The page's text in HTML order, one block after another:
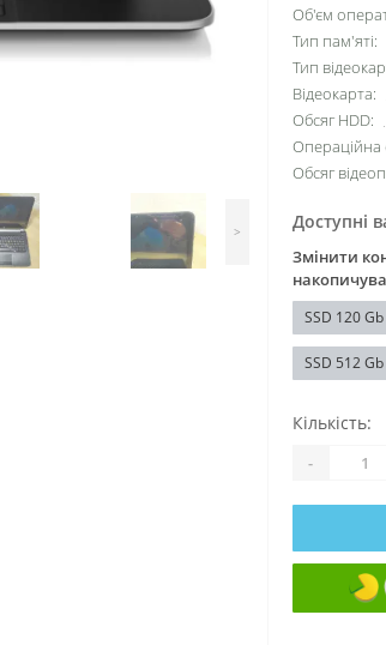
>
Об'єм
Тип пам'яті:
Тип
Відеокарта:
Обсяг HDD:
Операційна
Обсяг
Доступні
Змінити
SSD 120 Gb
SSD 512 Gb
Кількість:
-